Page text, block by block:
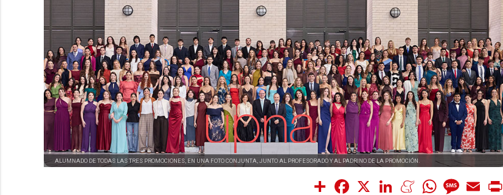
ALUMNADO DE TODAS LAS TRES PROMOCIONES, EN UNA FOTO CONJUNTA, JUNTO AL PROFESORADO Y AL PADRINO DE LA PROMOCIÓN.
Share Facebook LinkedInMeneameWhatsAppMessage
Email